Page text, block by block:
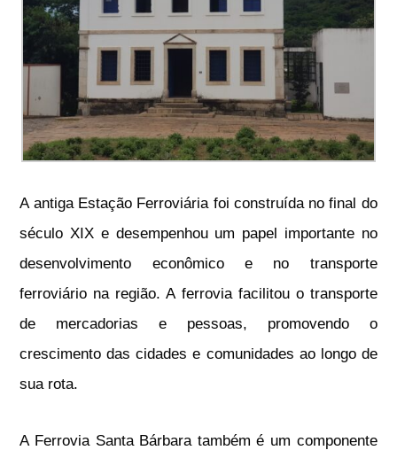
A antiga Estação Ferroviária foi construída no final do
século XIX e desempenhou um papel importante no
desenvolvimento econômico e no transporte
ferroviário na região. A ferrovia facilitou o transporte
de mercadorias e pessoas, promovendo o
crescimento das cidades e comunidades ao longo de
sua rota.
A Ferrovia Santa Bárbara também é um componente